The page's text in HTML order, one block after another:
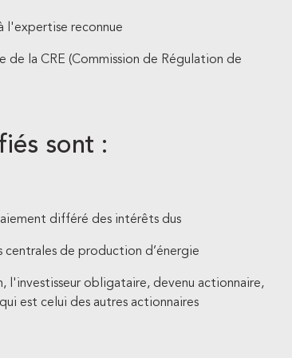
l'expertise reconnue
la CRE (Commission de Régulation de
sont :
différé des intérêts dus
centrales de production d’énergie
l'investisseur obligataire, devenu actionnaire,
est celui des autres actionnaires